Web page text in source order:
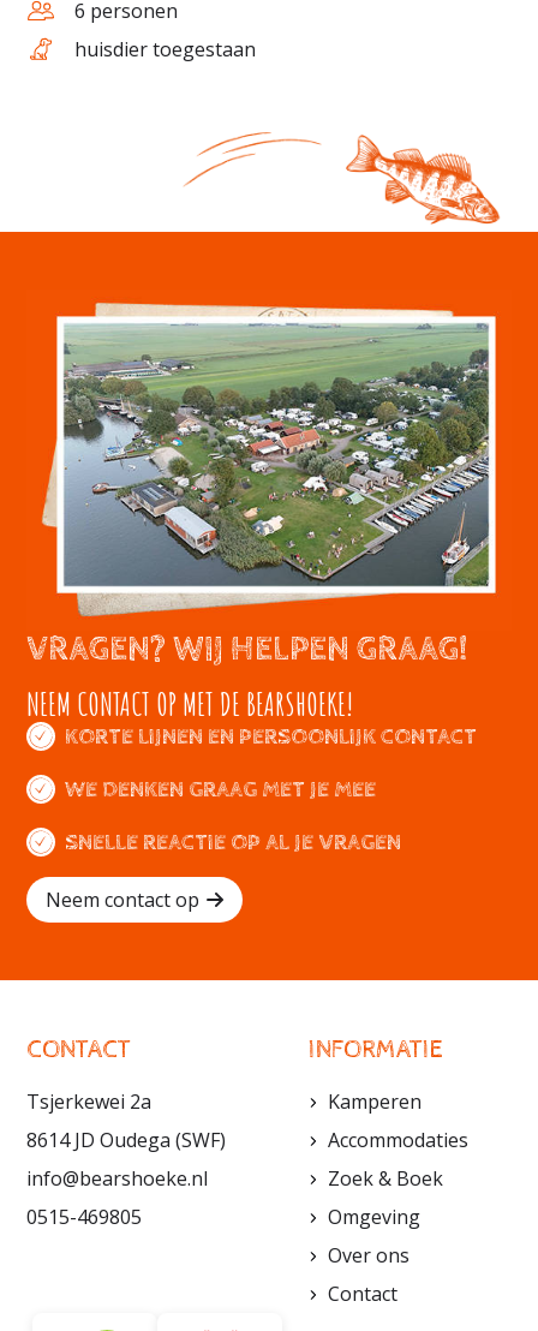
6 personen
huisdier toegestaan
VRAGEN? WIJ HELPEN GRAAG!
NEEM CONTACT OP MET DE BEARSHOEKE!
KORTE LIJNEN EN PERSOONLIJK CONTACT
WE DENKEN GRAAG MET JE MEE
SNELLE REACTIE OP AL JE VRAGEN
Neem contact op
CONTACT
Tsjerkewei 2a
8614 JD Oudega (SWF)
info@bearshoeke.nl
0515-469805
INFORMATIE
Kamperen
Accommodaties
Zoek & Boek
Omgeving
Over ons
Contact